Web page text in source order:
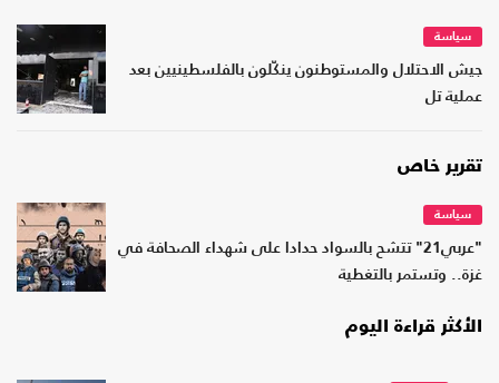
سياسة
جيش الاحتلال والمستوطنون ينكّلون بالفلسطينيين بعد
عملية تل
تقرير خاص
سياسة
"عربي21" تتشح بالسواد حدادا على شهداء الصحافة في
غزة.. وتستمر بالتغطية
الأكثر قراءة اليوم